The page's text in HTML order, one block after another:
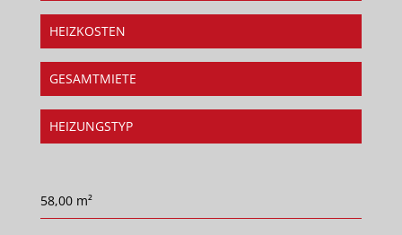
HEIZKOSTEN
GESAMTMIETE
HEIZUNGSTYP
58,00 m²